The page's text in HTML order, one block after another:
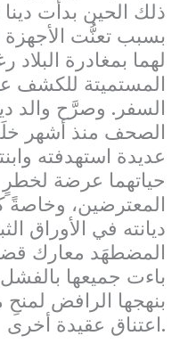
ذلك الحين بدأت
بسبب تعنُّت الأجهزة
لهما بمغادرة البلاد
المستميتة للكشف
السفر. وصرَّح والد
الصحف منذ أشهر
عديدة استهدفته
حياتهما عرضة
المعترضين، وخاصةً
ديانته في الأوراق
المضطهَد معارك
باءت جميعها
بنهجها الرافض
اعتناق عقيدة أخرى.